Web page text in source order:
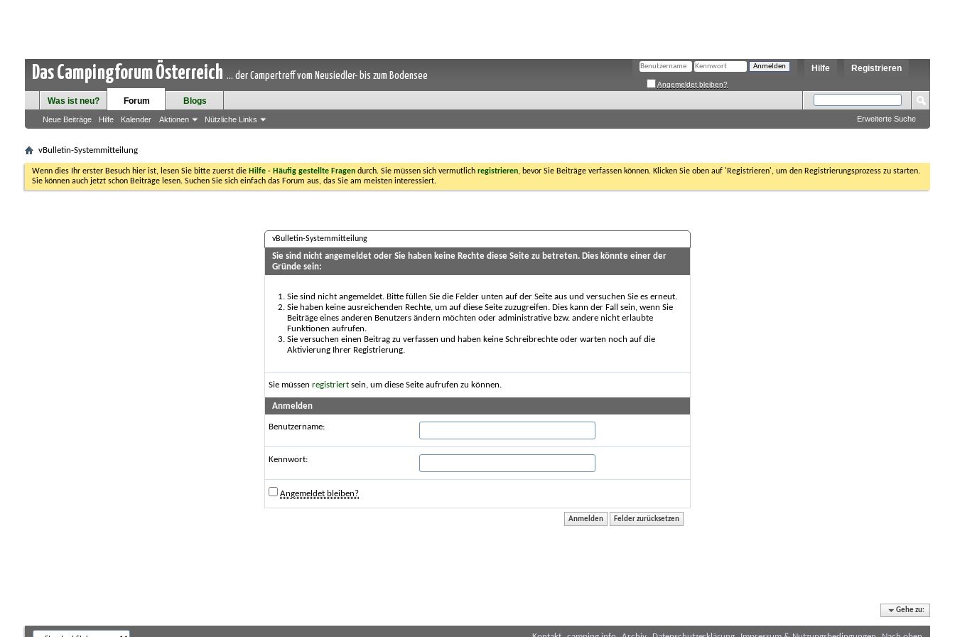
Das Campingforum Österreich ... der Campertreff vom Neusiedler- bis zum Bodensee
Registrieren
Hilfe
Angemeldet bleiben?
Was ist neu? Forum
Neue Beiträge Hilfe Kalender Aktionen Nützliche Links
Blogs
Erweiterte Suche
vBulletin-Systemmitteilung
Wenn dies Ihr erster Besuch hier ist, lesen Sie bitte zuerst die Hilfe - Häufig gestellte Fragen durch. Sie müssen sich vermutlich registrieren, bevor Sie Beiträge verfassen können. Klicken Sie oben auf 'Registrieren', um den Registrierungsprozess zu starten.
Sie können auch jetzt schon Beiträge lesen. Suchen Sie sich einfach das Forum aus, das Sie am meisten interessiert.
vBulletin-Systemmitteilung
Sie sind nicht angemeldet oder Sie haben keine Rechte diese Seite zu betreten. Dies könnte einer der
Gründe sein:
Sie sind nicht angemeldet. Bitte füllen Sie die Felder unten auf der Seite aus und versuchen Sie es erneut.
Sie haben keine ausreichenden Rechte, um auf diese Seite zuzugreifen. Dies kann der Fall sein, wenn Sie
Beiträge eines anderen Benutzers ändern möchten oder administrative bzw. andere nicht erlaubte
Funktionen aufrufen.
Sie versuchen einen Beitrag zu verfassen und haben keine Schreibrechte oder warten noch auf die
Aktivierung Ihrer Registrierung.
Sie müssen registriert sein, um diese Seite aufrufen zu können.
Anmelden
Benutzername:
Kennwort:
Angemeldet bleiben?
Gehe zu: